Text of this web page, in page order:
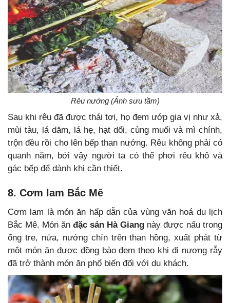
Rêu nướng (Ảnh sưu tầm)
Sau khi rêu đã được thái tơi, họ đem ướp gia vị như xả,
mùi tàu, lá dăm, lá hẹ, hạt dổi, cùng muối và mì chính,
trộn đều rồi cho lên bếp than nướng. Rêu không phải có
quanh năm, bởi vậy người ta có thể phơi rêu khô và
gác bếp để dành khi cần thiết.
8. Cơm lam Bắc Mê
Cơm lam là món ăn hấp dẫn của vùng văn hoá du lịch
Bắc Mê. Món ăn đặc sản Hà Giang này được nấu trong
ống tre, nứa, nướng chín trên than hồng, xuất phát từ
một món ăn được đồng bào đem theo khi đi nương rẫy
đã trở thành món ăn phổ biến đối với du khách.